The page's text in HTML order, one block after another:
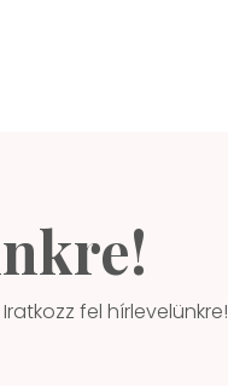
fel hírlevelünkre!